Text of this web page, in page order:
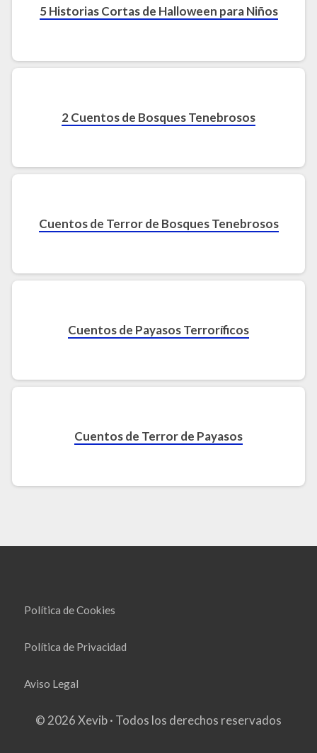
5 Historias Cortas de Halloween para Niños
2 Cuentos de Bosques Tenebrosos
Cuentos de Terror de Bosques Tenebrosos
Cuentos de Payasos Terroríficos
Cuentos de Terror de Payasos
Política de Cookies
Política de Privacidad
Aviso Legal
© 2026 Xevib · Todos los derechos reservados